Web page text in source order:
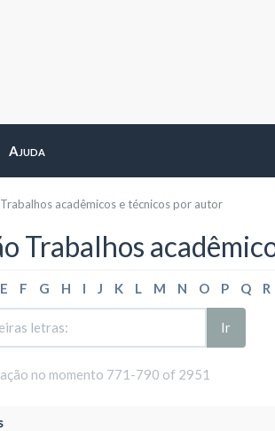
Ajuda
acadêmicos e técnicos por autor
Trabalhos
E F G H I J K L M N O P Q R
Ir
no momento 771-790 of 2951